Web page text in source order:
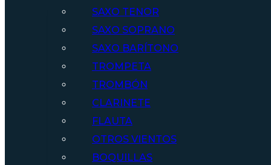
SAXO TENOR
SAXO SOPRANO
SAXO BARÍTONO
TROMPETA
TROMBÓN
CLARINETE
FLAUTA
OTROS VIENTOS
BOQUILLAS